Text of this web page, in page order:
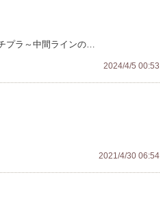
プラ～中間ラインの…
2024/4/5 00:53
2021/4/30 06:54